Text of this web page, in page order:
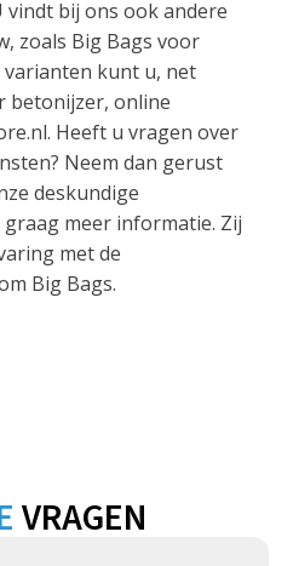
bij ons ook andere
zoals Big Bags voor
varianten kunt u, net
betonijzer, online
Heeft u vragen over
Neem dan gerust
deskundige
meer informatie. Zij
met de
Big Bags.
VRAGEN